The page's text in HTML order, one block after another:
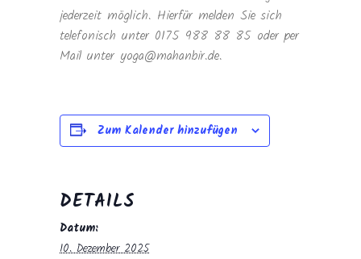
jederzeit möglich. Hierfür melden Sie sich
telefonisch unter 0175 988 88 85 oder per
Mail unter yoga@mahanbir.de.
Zum Kalender hinzufügen
DETAILS
Datum:
10. Dezember 2025